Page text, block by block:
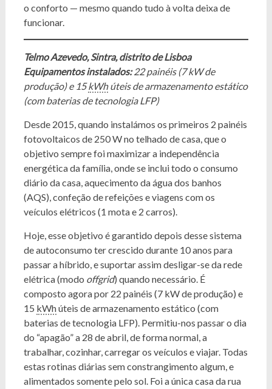
o conforto — mesmo quando tudo à volta deixa de
funcionar.
Telmo Azevedo, Sintra, distrito de Lisboa
Equipamentos instalados:22 painéis (7 kW de
produção) e 15kWhúteis de armazenamento estático
(com baterias de tecnologia LFP)
Desde 2015, quando instalámos os primeiros 2 painéis
fotovoltaicos de 250 W no telhado de casa, que o
objetivo sempre foi maximizar a independência
energética da família, onde se inclui todo o consumo
diário da casa, aquecimento da água dos banhos
(AQS), confeção de refeições e viagens com os
veículos elétricos (1 mota e 2 carros).
Hoje, esse objetivo é garantido depois desse sistema
de autoconsumo ter crescido durante 10 anos para
passar a híbrido, e suportar assim desligar-se da rede
elétrica (modo offgrid) quando necessário. É
composto agora por 22 painéis (7 kW de produção) e
15 kWhúteis de armazenamento estático (com
baterias de tecnologia LFP). Permitiu-nos passar o dia
do “apagão” a 28 de abril, de forma normal, a
trabalhar, cozinhar, carregar os veículos e viajar. Todas
estas rotinas diárias sem constrangimento algum, e
alimentados somente pelo sol. Foi a única casa da rua